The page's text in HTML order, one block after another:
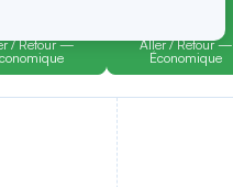
/ Retour —
Dès 199 €*
Aller / Retour —
Économique